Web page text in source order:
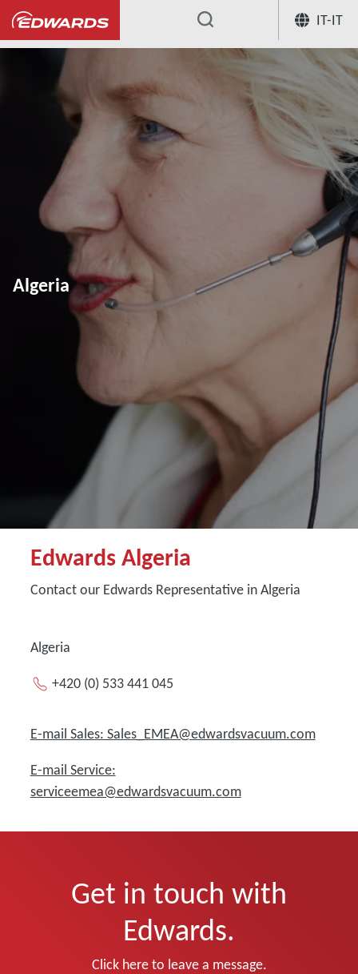
IT-IT
...
Algeria
Edwards Algeria
Contact our Edwards Representative in Algeria
Algeria
+420 (0) 533 441 045
E-mail Sales: Sales_EMEA@edwardsvacuum.com
E-mail Service:
serviceemea@edwardsvacuum.com
Get in touch with
Edwards.
Click here to leave a message.